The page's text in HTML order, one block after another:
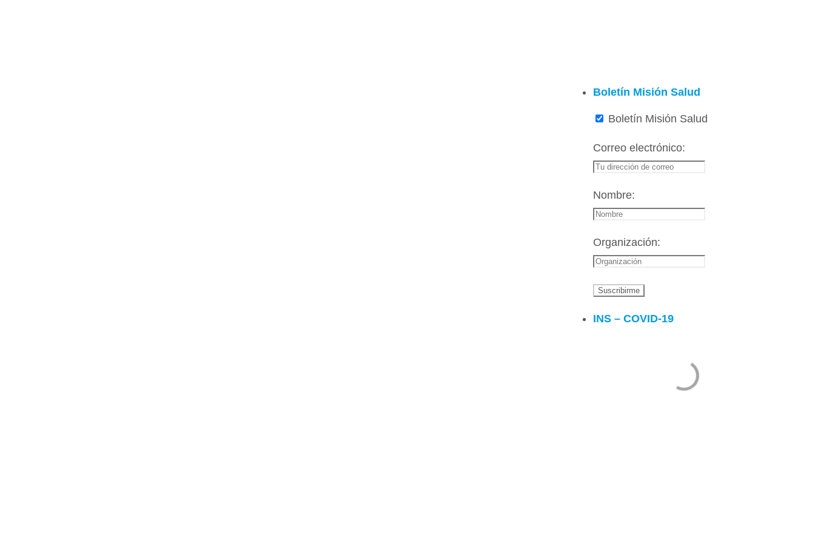
Boletín Misión Salud
Boletín Misión Salud
Correo electrónico:
Nombre:
Organización:
INS – COVID-19